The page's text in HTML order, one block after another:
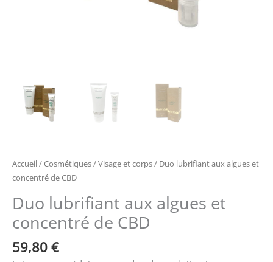
Accueil/Cosmétiques/Visage et corps/ Duo lubrifiant aux algues et
concentré de CBD
Duo lubrifiant aux algues et
concentré de CBD
59,80 €